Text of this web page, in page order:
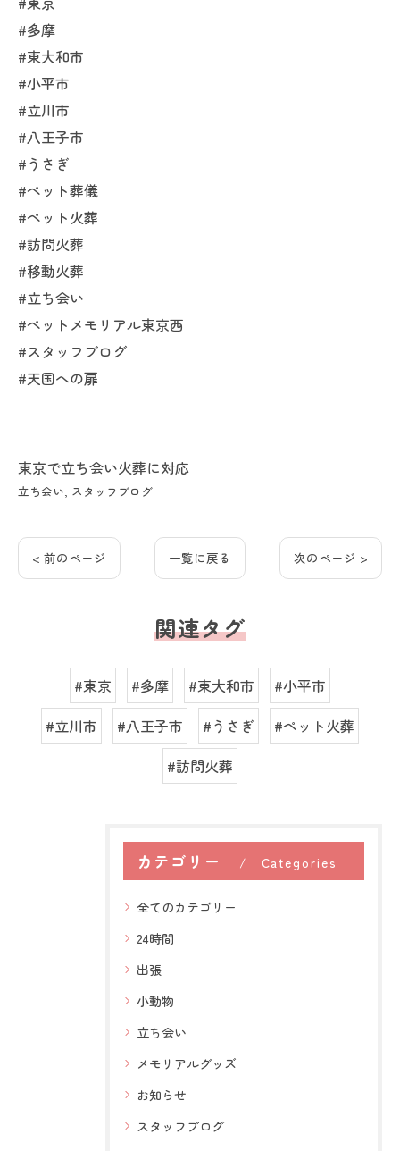
#多摩
#東大和市
#小平市
#立川市
#八王子市
#うさぎ
#ペット葬儀
#ペット火葬
#訪問火葬
#移動火葬
#立ち会い
#ペットメモリアル東京西
#スタッフブログ
#天国への扉
東京で立ち会い火葬に対応
立ち会い スタッフブログ
< 前のページ 一覧に戻る 次のページ >
関連タグ
#東京 #多摩 #東大和市
#小平市
#立川市
#八王子市 #うさぎ
#ペット火葬
#訪問火葬
カテゴリー Categories
全てのカテゴリー
24時間
出張
小動物
立ち会い
メモリアルグッズ
お知らせ
スタッフブログ